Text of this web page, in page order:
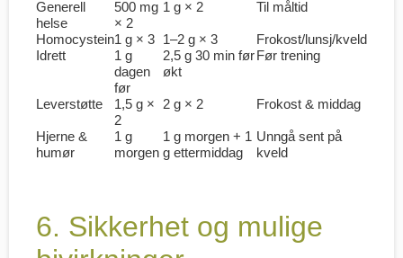
Generell
helse
500 mg
× 2
1 g × 2 Til måltid
Homocystein1 g × 3 1–2 g × 3
Frokost/lunsj/kveld
Idrett
1 g
dagen
før
2,5 g 30 min før
økt
Før trening
Leverstøtte
1,5 g ×
2
2 g × 2 Frokost & middag
Hjerne &
humør
1 g
morgen
1 g morgen + 1
g ettermiddag
Unngå sent på
kveld
6. Sikkerhet og mulige